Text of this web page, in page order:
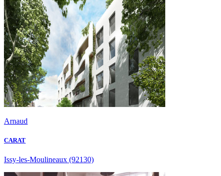
Arnaud
CARAT
Issy-les-Moulineaux (92130)